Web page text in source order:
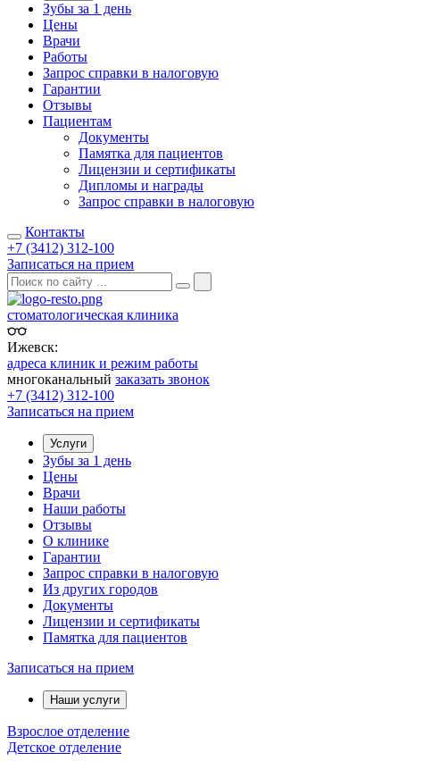
Зубы за 1 день
Цены
Врачи
Работы
Запрос справки в налоговую
Гарантии
Отзывы
Пациентам
Документы
Памятка для пациентов
Лицензии и сертификаты
Дипломы и награды
Запрос справки в налоговую
Контакты
+7 (3412) 312-100
Записаться на прием
стоматологическая клиника
Ижевск:
адреса клиник и режим работы
многоканальный заказать звонок
+7 (3412) 312-100
Записаться на прием
Услуги
Зубы за 1 день
Цены
Врачи
Наши работы
Отзывы
О клинике
Гарантии
Запрос справки в налоговую
Из других городов
Документы
Лицензии и сертификаты
Памятка для пациентов
Записаться на прием
Наши услуги
Взрослое отделение
Детское отделение